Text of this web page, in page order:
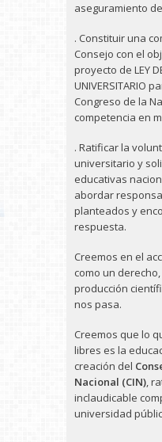
aseguramiento
. Constituir una
Consejo con el
proyecto de LEY
UNIVERSITARIO
Congreso de la
competencia en
. Ratificar la
universitario y
educativas
abordar
planteados y
respuesta.
Creemos en el
como un
producción
nos pasa.
Creemos que lo
libres es la
creación del
Nacional (CIN),
inclaudicable
universidad